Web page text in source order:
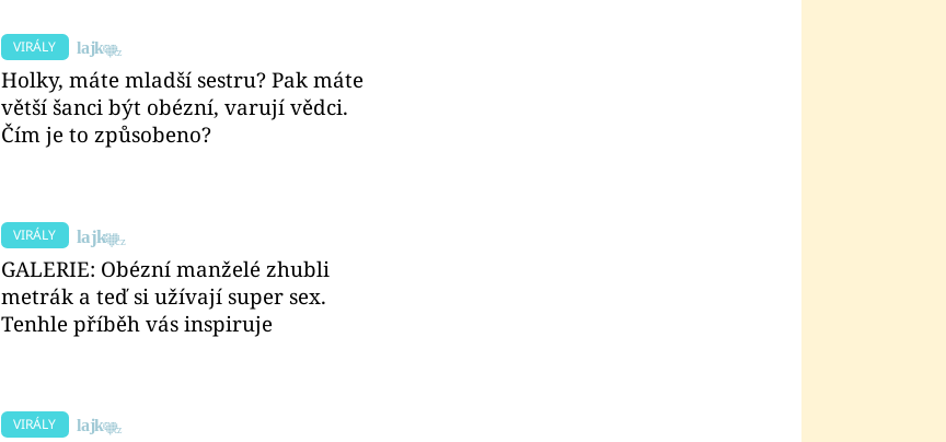
VIRÁLY
Holky, máte mladší sestru? Pak máte
větší šanci být obézní, varují vědci.
Čím je to způsobeno?
VIRÁLY
GALERIE: Obézní manželé zhubli
metrák a teď si užívají super sex.
Tenhle příběh vás inspiruje
VIRÁLY